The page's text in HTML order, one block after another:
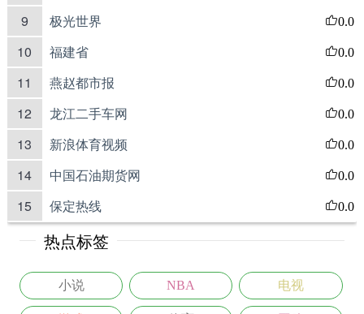
9 极光世界 0.0
10 福建省 0.0
11 燕赵都市报 0.0
12 龙江二手车网 0.0
13 新浪体育视频 0.0
14 中国石油期货网 0.0
15 保定热线 0.0
热点标签
小说 NBA 电视